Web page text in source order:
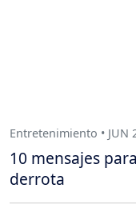
Entretenimiento • JUN
10 mensajes
derrota